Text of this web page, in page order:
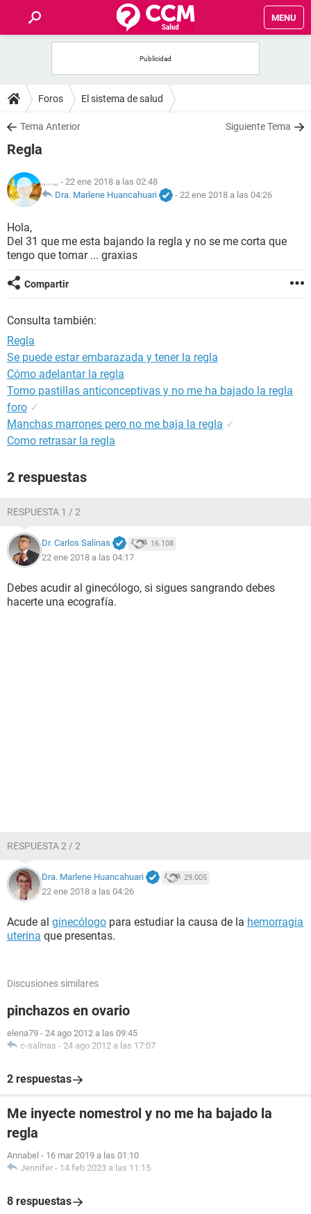
MENU
FOROS
SALUD
FAMILIA
NUTRICIÓN
BIENESTAR
Foros El sistema de salud
Tema Anterior Siguiente Tema
Regla
.,....,, - 22 ene 2018 a las 02:48
Dra. Marlene Huancahuari
- 22 ene 2018 a las 04:26
Hola,
Del 31 que me esta bajando la regla y no se me corta que
tengo que tomar ... graxias
Compartir
Consulta también:
Regla
Se puede estar embarazada y tener la regla
Cómo adelantar la regla
Tomo pastillas anticonceptivas y no me ha bajado la regla
foro ✓
Manchas marrones pero no me baja la regla ✓
Como retrasar la regla
2 respuestas
RESPUESTA 1 / 2
Dr. Carlos Salinas 16.108
22 ene 2018 a las 04:17
Debes acudir al ginecólogo, si sigues sangrando debes
hacerte una ecografía.
RESPUESTA 2 / 2
Dra. Marlene Huancahuari 29.005
22 ene 2018 a las 04:26
Acude al ginecólogo para estudiar la causa de la hemorragia
uterina que presentas.
Discusiones similares
pinchazos en ovario
elena79 - 24 ago 2012 a las 09:45
c-salinas - 24 ago 2012 a las 17:07
2 respuestas
Me inyecte nomestrol y no me ha bajado la
regla
Annabel - 16 mar 2019 a las 01:10
Jennifer - 14 feb 2023 a las 11:15
8 respuestas